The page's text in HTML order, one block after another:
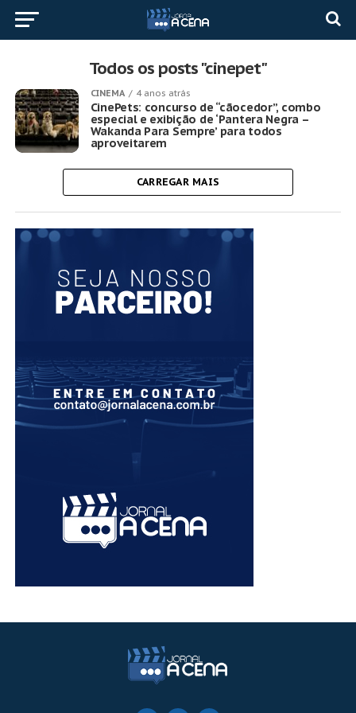
Todos os posts "cinepet"
CINEMA 4 anos atrás
CinePets: concurso de “cãocedor”, combo
especial e exibição de ‘Pantera Negra –
Wakanda Para Sempre’ para todos
aproveitarem
CARREGAR MAIS